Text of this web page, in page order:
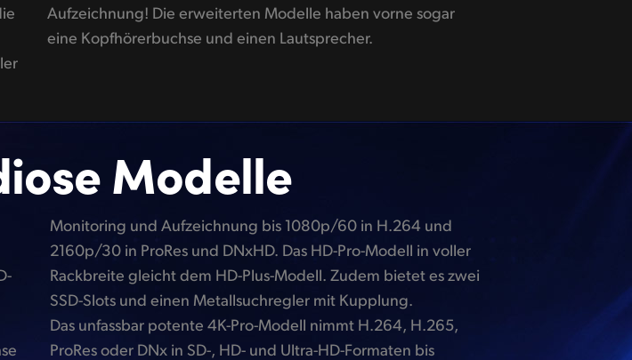
eine Kopfhörerbuchse und einen Lautsprecher.
Modelle